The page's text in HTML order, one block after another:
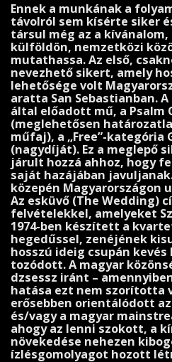
Ennek a munkának a
távolról sem kísérte siker
társul még az a
külföldön, nemzetközi
mutathassa. Az első,
nevezhető si­kert, amely
lehetősége volt
aratta San Sebastianban.
által előadott mű, a Psalm
(meglehetősen
műfaj), a „Free”-kategória
(nagydíját). Ez a meglepő
járult hozzá ahhoz, hogy
saját hazájában
közepén Magyarországon
Az esküvő (The Wedding)
felvéte­lekkel, amelyeket
1974-ben készített a
hegedűssel, zenéjének
hosszú ideig csupán
tozódott. A magyar
dzsessz iránt –
hatása ezt nem szorította
erősebben orientálódott
és/vagy a magyar
ahogy az len­ni szokott, a
növekedése ne­hezen
ízlésgomolyagot hozott